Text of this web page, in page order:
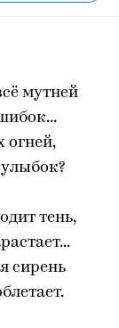
мутней
огней,
тень,
сирень